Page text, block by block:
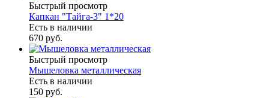
Быстрый просмотр
Капкан "Тайга-3" 1*20
Есть в наличии
670 руб.
Быстрый просмотр
Мышеловка металлическая
Есть в наличии
150 руб.